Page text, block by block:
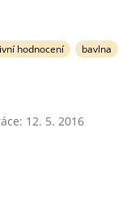
hodnocení
bavlna
12. 5. 2016